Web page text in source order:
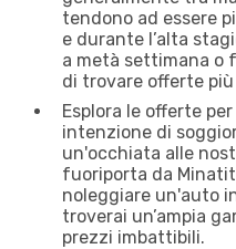
tendono ad essere
e durante l’alta
a metà settimana o
di trovare offerte
Esplora le offerte
intenzione di
un'occhiata alle
fuoriporta da
noleggiare un'auto
troverai un’ampia
prezzi imbattibili.